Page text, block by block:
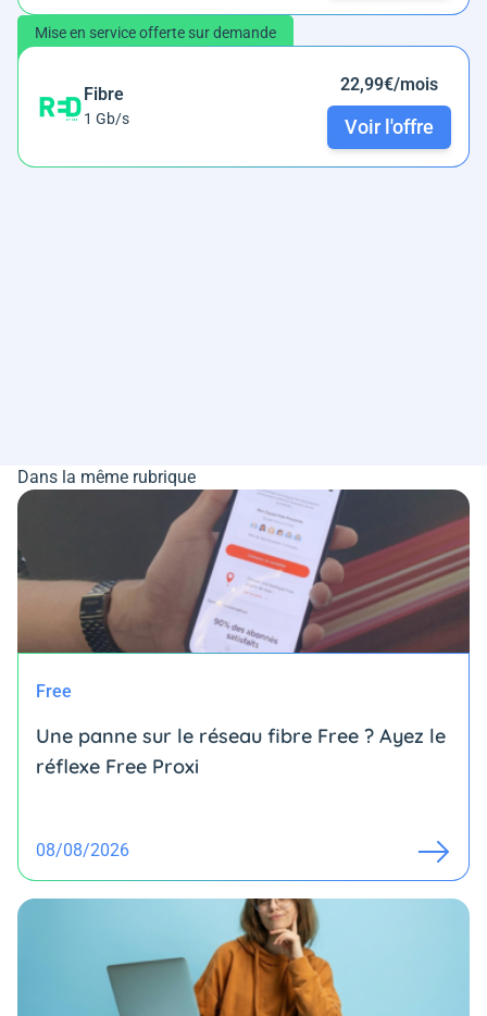
Mise en service offerte sur demande
Fibre
1 Gb/s
22,99€/mois
Voir l'offre
Dans la même rubrique
Free
Une panne sur le réseau fibre Free ? Ayez le
réflexe Free Proxi
08/08/2026